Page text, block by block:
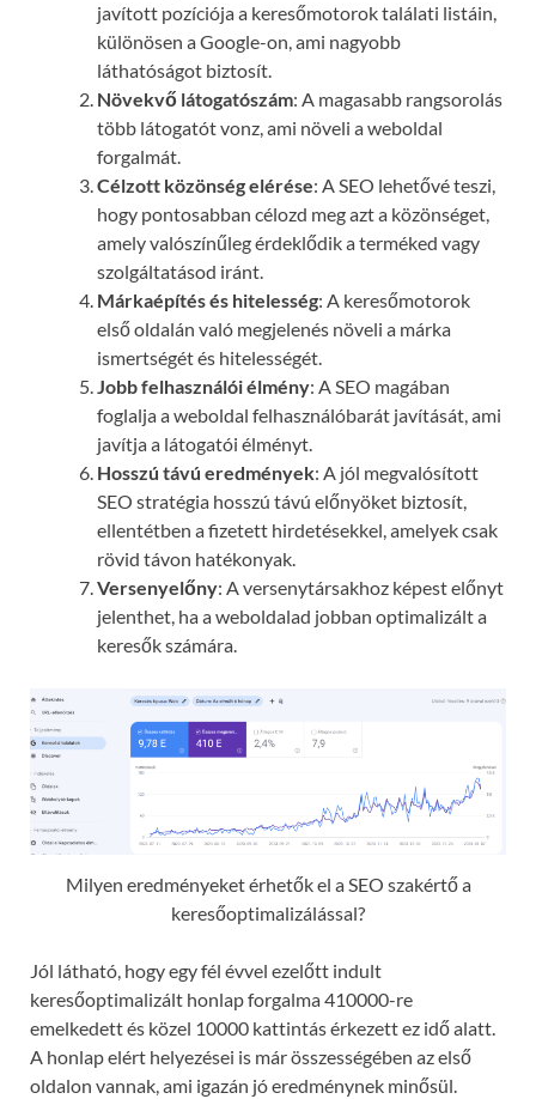
javított pozíciója a keresőmotorok találati listáin,
különösen a Google-on, ami nagyobb
láthatóságot biztosít.
Növekvő látogatószám: A magasabb rangsorolás
több látogatót vonz, ami növeli a weboldal
forgalmát.
Célzott közönség elérése: A SEO lehetővé teszi,
hogy pontosabban célozd meg azt a közönséget,
amely valószínűleg érdeklődik a terméked vagy
szolgáltatásod iránt.
Márkaépítés és hitelesség: A keresőmotorok
első oldalán való megjelenés növeli a márka
ismertségét és hitelességét.
Jobb felhasználói élmény: A SEO magában
foglalja a weboldal felhasználóbarát javítását, ami
javítja a látogatói élményt.
Hosszú távú eredmények: A jól megvalósított
SEO stratégia hosszú távú előnyöket biztosít,
ellentétben a fizetett hirdetésekkel, amelyek csak
rövid távon hatékonyak.
Versenyelőny: A versenytársakhoz képest előnyt
jelenthet, ha a weboldalad jobban optimalizált a
keresők számára.
Milyen eredményeket érhetők el a SEO szakértő a
keresőoptimalizálással?
Jól látható, hogy egy fél évvel ezelőtt indult
keresőoptimalizált honlap forgalma 410000-re
emelkedett és közel 10000 kattintás érkezett ez idő alatt.
A honlap elért helyezései is már összességében az első
oldalon vannak, ami igazán jó eredménynek minősül.